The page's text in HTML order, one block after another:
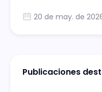
medios digitalres
20 de may. de
Publicaciones